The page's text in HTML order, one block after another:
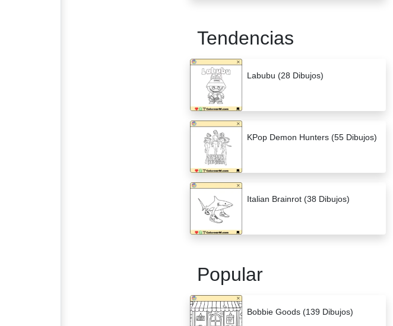
Tendencias
Labubu (28 Dibujos)
KPop Demon Hunters (55 Dibujos)
Italian Brainrot (38 Dibujos)
Popular
Bobbie Goods (139 Dibujos)